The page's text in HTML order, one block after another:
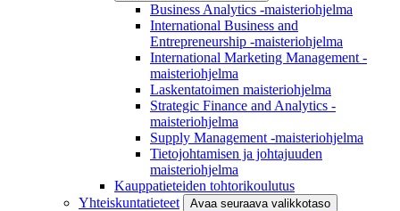
Business Analytics -maisteriohjelma
International Business and
Entrepreneurship -maisteriohjelma
International Marketing Management -
maisteriohjelma
Laskentatoimen maisteriohjelma
Strategic Finance and Analytics -
maisteriohjelma
Supply Management -maisteriohjelma
Tietojohtamisen ja johtajuuden
maisteriohjelma
Kauppatieteiden tohtorikoulutus
Yhteiskuntatieteet
Avaa seuraava valikkotaso